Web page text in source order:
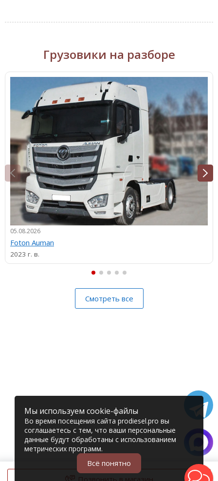
Грузовики на разборе
05.08.2026
Foton Auman
2023 г. в.
Смотреть все
Мы используем cookie-файлы
Во время посещения сайта prodiesel.pro вы
соглашаетесь с тем, что ваши персональные
данные будут обработаны с использованием
метрических программ.
Всё понятно